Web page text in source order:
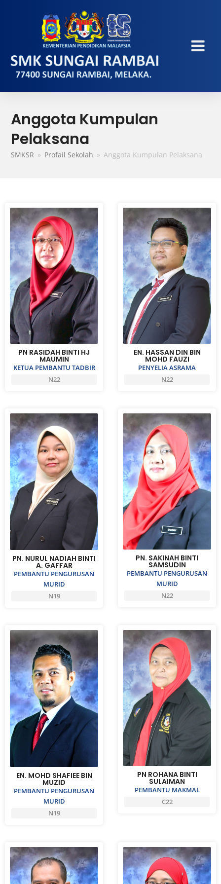
Anggota Kumpulan
Pelaksana
SMKSR » Profail Sekolah » Anggota Kumpulan Pelaksana
PN RASIDAH BINTI HJ
MAUMIN
KETUA PEMBANTU TADBIR
N22
EN. HASSAN DIN BIN
MOHD FAUZI
PENYELIA ASRAMA
N22
PN. NURUL NADIAH BINTI
A. GAFFAR
PEMBANTU PENGURUSAN
MURID
N19
PN. SAKINAH BINTI
SAMSUDIN
PEMBANTU PENGURUSAN
MURID
N22
EN. MOHD SHAFIEE BIN
MUZID
PEMBANTU PENGURUSAN
MURID
N19
PN ROHANA BINTI
SULAIMAN
PEMBANTU MAKMAL
C22